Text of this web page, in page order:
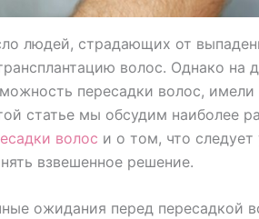
людей, страдающих от
волос. Однако
пересадки волос,
статье мы обсудим наиболее
волос и о том, что
взвешенное решение.
ожидания перед пересадкой